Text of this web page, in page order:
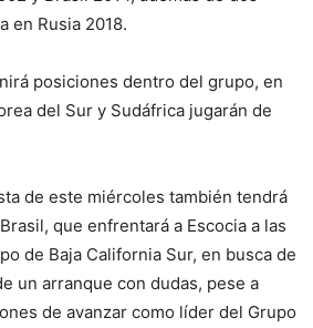
en Rusia 2018.
posiciones dentro del grupo, en
del Sur y Sudáfrica jugarán de
de este miércoles también tendrá
que enfrentará a Escocia a las
de Baja California Sur, en busca de
un arranque con dudas, pese a
de avanzar como líder del Grupo